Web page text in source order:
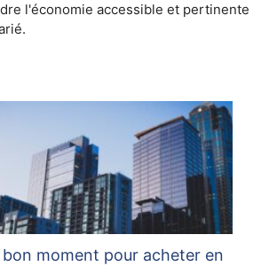
l'économie accessible et pertinente
moment pour acheter en